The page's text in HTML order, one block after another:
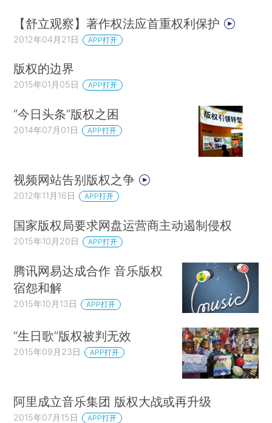
【舒立观察】著作权法应首重权利保护
2012年04月21日 APP打开
版权的边界
2015年01月05日 APP打开
“今日头条”版权之困
2014年07月01日 APP打开
视频网站告别版权之争
2012年11月16日 APP打开
国家版权局要求网盘运营商主动遏制侵权
2015年10月20日 APP打开
腾讯网易达成合作 音乐版权
宿怨和解
2015年10月13日 APP打开
“生日歌”版权被判无效
2015年09月23日 APP打开
阿里成立音乐集团 版权大战或再升级
2015年07月15日 APP打开